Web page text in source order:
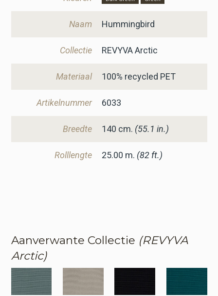
Naam Hummingbird
Collectie REVYVA Arctic
Materiaal 100% recycled PET
Artikelnummer 6033
Breedte 140 cm. (55.1 in.)
Rolllengte 25.00 m. (82 ft.)
Aanverwante Collectie (REVYVA
Arctic)